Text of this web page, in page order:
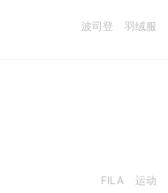
波司登 羽绒服
FILA 运动